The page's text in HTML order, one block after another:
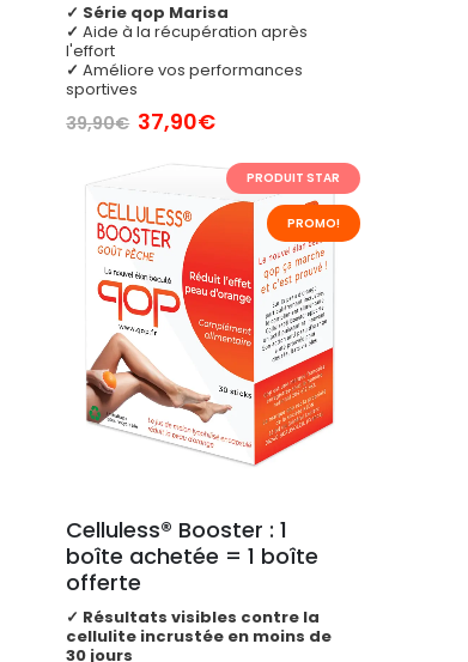
✓ Série qop Marisa
✓ Aide à la récupération après
l'effort
✓ Améliore vos performances
sportives
39,90€ Le
prix
initial
était :
39,90€.
37,90€Le
actuel
est :
37,90€.
PRODUIT STAR
PROMO!
Celluless® Booster : 1
boîte achetée = 1 boîte
offerte
✓ Résultats visibles contre la
cellulite incrustée en moins de
30 jours